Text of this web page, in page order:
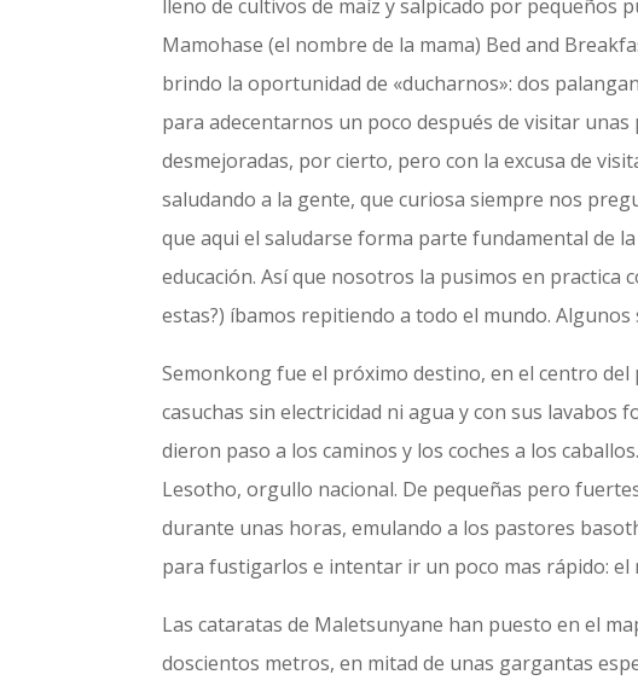
lleno de cultivos de maíz y salpicado por pequeños
Mamohase (el nombre de la mama) Bed and
brindo la oportunidad de «ducharnos»: dos
para adecentarnos un poco después de visitar
desmejoradas, por cierto, pero con la excusa de
saludando a la gente, que curiosa siempre nos
que aqui el saludarse forma parte fundamental de
educación. Así que nosotros la pusimos en practica
estas?) íbamos repitiendo a todo el mundo.
Semonkong fue el próximo destino, en el centro
casuchas sin electricidad ni agua y con sus
dieron paso a los caminos y los coches a los
Lesotho, orgullo nacional. De pequeñas pero
durante unas horas, emulando a los pastores
para fustigarlos e intentar ir un poco mas rápido:
Las cataratas de Maletsunyane han puesto en el
doscientos metros, en mitad de unas gargantas